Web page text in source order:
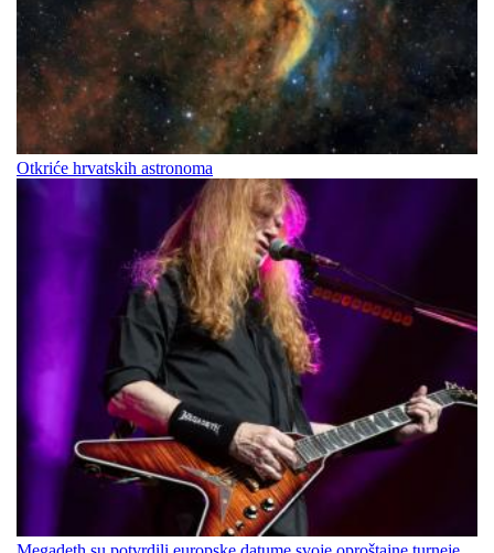
Otkriće hrvatskih astronoma